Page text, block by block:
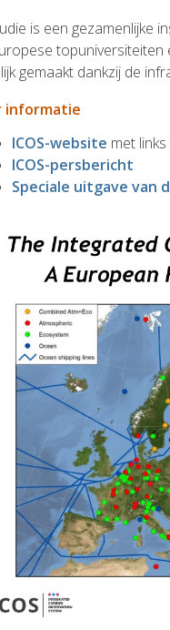
is een gezamenlijke
gemaakt dankzij de
informatie
ICOS-website met
ICOS-persbericht
Speciale uitgave van